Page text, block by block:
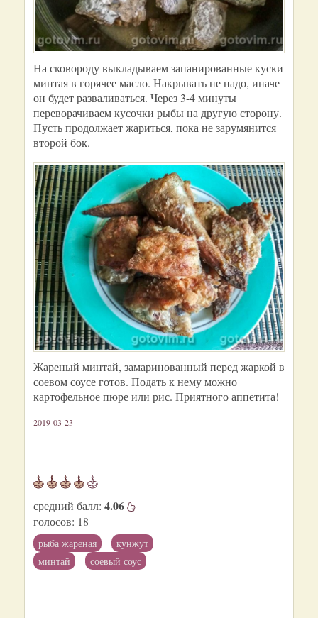
На сковороду выкладываем запанированные куски
минтая в горячее масло. Накрывать не надо, иначе
он будет разваливаться. Через 3-4 минуты
переворачиваем кусочки рыбы на другую сторону.
Пусть продолжает жариться, пока не зарумянится
второй бок.
Жареный минтай, замаринованный перед жаркой в
соевом соусе готов. Подать к нему можно
картофельное пюре или рис. Приятного аппетита!
2019-03-23
средний балл: 4.06
голосов: 18
рыба жареная
кунжут
минтай
соевый соус